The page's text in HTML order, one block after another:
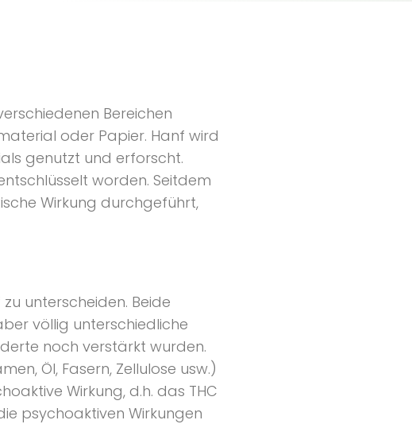
Bereichen
oder Papier. Hanf wird
genutzt und erforscht.
worden. Seitdem
Wirkung durchgeführt,
unterscheiden. Beide
völlig unterschiedliche
noch verstärkt wurden.
Öl, Fasern, Zellulose usw.)
Wirkung, d.h. das THC
psychoaktiven Wirkungen